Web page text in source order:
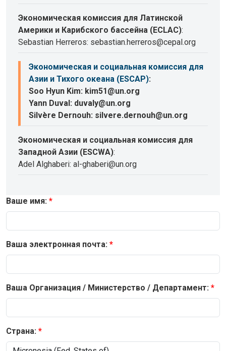
Экономическая комиссия для Латинской
Америки и Карибского бассейна (ECLAC):
Sebastian Herreros: sebastian.herreros@cepal.org
Экономическая и социальная комиссия для
Азии и Тихого океана (ESCAP):
Soo Hyun Kim: kim51@un.org
Yann Duval: duvaly@un.org
Silvère Dernouh: silvere.dernouh@un.org
Экономическая и социальная комиссия для
Западной Азии (ESCWA):
Adel Alghaberi: al-ghaberi@un.org
Ваше имя:
Ваша электронная почта:
Ваша Организация / Министерство / Департамент:
Страна: